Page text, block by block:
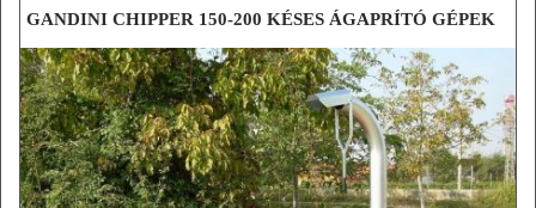
GANDINI CHIPPER 150-200 KÉSES ÁGAPRÍTÓ GÉPEK